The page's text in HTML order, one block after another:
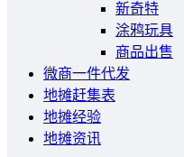
新奇特
涂鸦玩具
商品出售
微商一件代发
地摊赶集表
地摊经验
地摊资讯